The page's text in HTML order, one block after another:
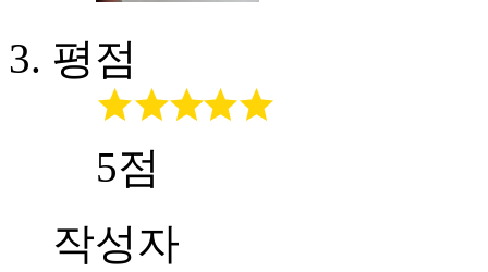
평점
5점
작성자